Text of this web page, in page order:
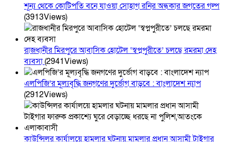
শূন্য থেকে কোটিপতি বনে যাওয়া সোহাগ রনির অন্ধকার জগতের গল্প
(3913Views)
রাজধানীর মিরপুরে আবাসিক হোটেল ‘স্বপ্নপুরীতে’ চলছে রমরমা দেহ
ব্যবসা(2941Views)
এলপিজি’র মূল্যবৃদ্ধি জনগণের দুর্ভোগ বাড়বে : বাংলাদেশ ন্যাপ
(2912Views)
কাউন্সিলর কার্যালয়ে হামলার ঘটনায় মামলার প্রধান আসামী টাইগার